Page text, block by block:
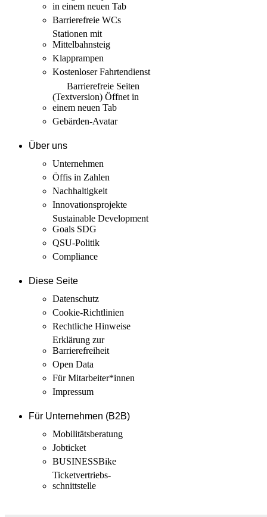
in einem neuen Tab
Barrierefreie WCs
Stationen mit
Mittelbahnsteig
Klapprampen
Kostenloser Fahrtendienst
Barrierefreie Seiten
(Textversion) Öffnet in
einem neuen Tab
Gebärden-Avatar
Über uns
Unternehmen
Öffis in Zahlen
Nachhaltigkeit
Innovations­projekte
Sustainable Development
Goals SDG
QSU-Politik
Compliance
Diese Seite
Datenschutz
Cookie-Richtlinien
Rechtliche Hinweise
Erklärung zur
Barrierefreiheit
Open Data
Für Mitarbeiter­*innen
Impressum
Für Unternehmen (B2B)
Mobilitäts­beratung
Jobticket
BUSINESSBike
Ticketvertriebs­
schnittstelle